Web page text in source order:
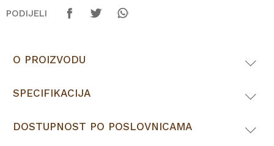
PODIJELI
O PROIZVODU
SPECIFIKACIJA
DOSTUPNOST PO POSLOVNICAMA